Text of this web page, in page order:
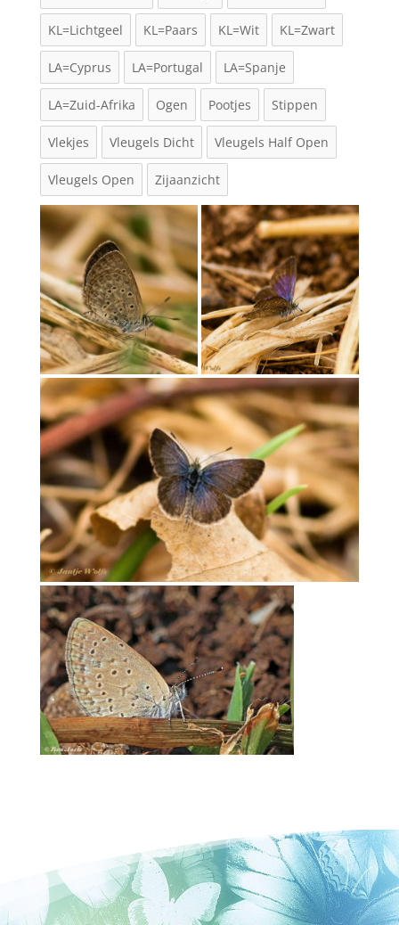
KL=Lichtgeel KL=Paars KL=Wit KL=Zwart
LA=Cyprus LA=Portugal LA=Spanje
LA=Zuid-Afrika Ogen Pootjes Stippen
Vlekjes Vleugels Dicht Vleugels Half Open
Vleugels Open Zijaanzicht